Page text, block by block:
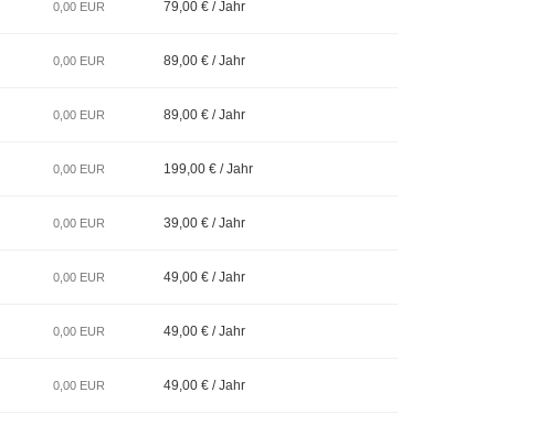
0,00 EUR 79,00 € / Jahr
0,00 EUR 89,00 € / Jahr
0,00 EUR 89,00 € / Jahr
0,00 EUR 199,00 € / Jahr
0,00 EUR 39,00 € / Jahr
0,00 EUR 49,00 € / Jahr
0,00 EUR 49,00 € / Jahr
0,00 EUR 49,00 € / Jahr